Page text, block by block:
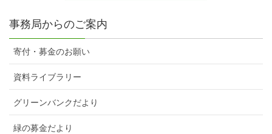
事務局からのご案内
寄付・募金のお願い
資料ライブラリー
グリーンバンクだより
緑の募金だより